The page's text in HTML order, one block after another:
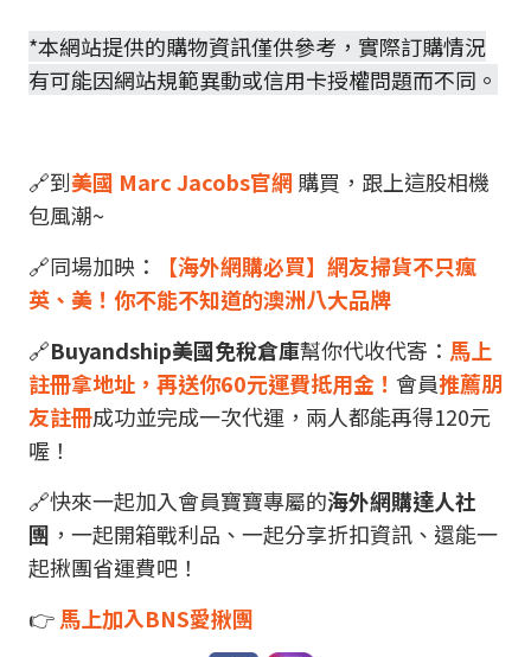
*本網站提供的購物資訊僅供參考，實際訂購情況
有可能因網站規範異動或信用卡授權問題而不同。
🔗到美國 Marc Jacobs官網 購買，跟上這股相機
包風潮~
🔗同場加映：
【海外網購必買】網友掃貨不只瘋
英、美！你不能不知道的澳洲八大品牌
🔗Buyandship美國免稅倉庫幫你代收代寄： 馬上
註冊拿地址，再送你60元運費抵用金！ 會員推薦朋
友註冊成功並完成一次代運，兩人都能再得120元
喔！
🔗快來一起加入會員寶寶專屬的海外網購達人社
團 ，一起開箱戰利品、一起分享折扣資訊、還能一
起揪團省運費吧！
👉馬上加入BNS愛揪團